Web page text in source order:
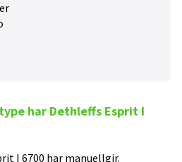
har Dethleffs Esprit I
I 6700 har manuellgir.